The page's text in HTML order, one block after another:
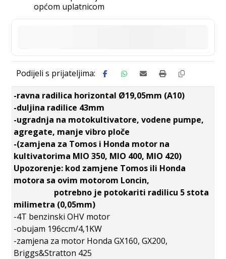
općom uplatnicom
-ravna radilica horizontal Ø19,05mm (A10)
-duljina radilice 43mm
-ugradnja na motokultivatore, vodene pumpe,
agregate, manje vibro ploče
-(zamjena za Tomos i Honda motor na
kultivatorima MIO 350, MIO 400, MIO 420)
Upozorenje: kod zamjene Tomos ili Honda
motora sa ovim motorom Loncin,
potrebno je potokariti radilicu 5 stota
milimetra (0,05mm)
-4T benzinski OHV motor
-obujam 196ccm/4,1KW
-zamjena za motor Honda GX160, GX200,
Briggs&Stratton 425